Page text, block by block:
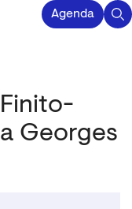
Agenda
Georges